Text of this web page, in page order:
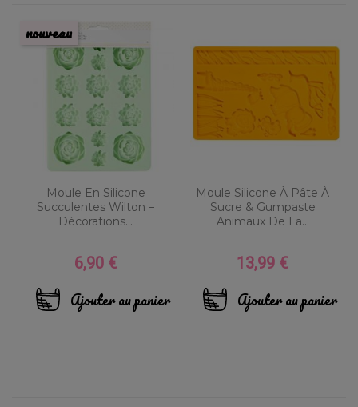
Moule En Silicone
Succulentes Wilton –
Décorations...
Prix
6,90 €
Ajouter au panier
nouveau
Moule Silicone À Pâte À
Sucre & Gumpaste
Animaux De La...
Prix
13,99 €
Ajouter au panier